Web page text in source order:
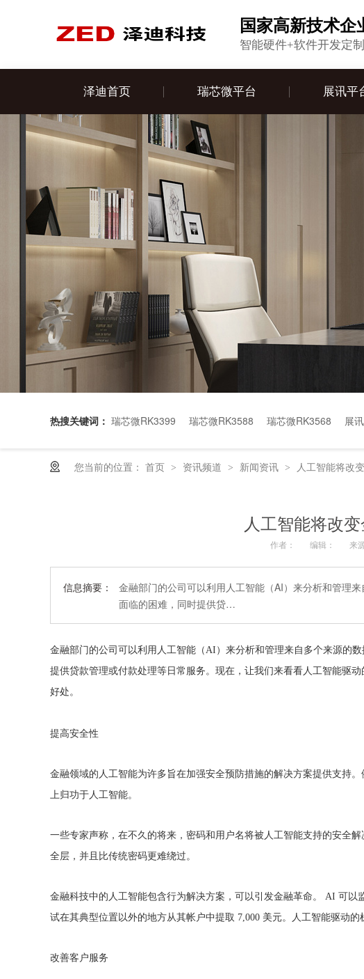
国家高新技术企
智能硬件+软件开发定
泽迪首页 瑞芯微平台 展讯平
热搜关键词： 瑞芯微RK3399 瑞芯微RK3588 瑞芯微RK3568 展
您当前的位置： 首页 > 资讯频道 > 新闻资讯 > 人工智能将改
人工智能将改
作者： 编辑： 来
信息摘要：
金融部门的公司可以利用人工智能（AI）来分析和管理
面临的困难，同时提供贷…
金融部门的公司可以利用人工智能（AI）来分析和管理来自多个来源的
提供贷款管理或付款处理等日常服务。现在，让我们来看看人工智能驱
好处。
提高安全性
金融领域的人工智能为许多旨在加强安全预防措施的解决方案提供支持
上归功于人工智能。
一些专家声称，在不久的将来，密码和用户名将被人工智能支持的安全
全层，并且比传统密码更难绕过。
金融科技中的人工智能包含行为解决方案，可以引发金融革命。 AI 可
试在其典型位置以外的地方从其帐户中提取 7,000 美元。人工智能驱动
改善客户服务